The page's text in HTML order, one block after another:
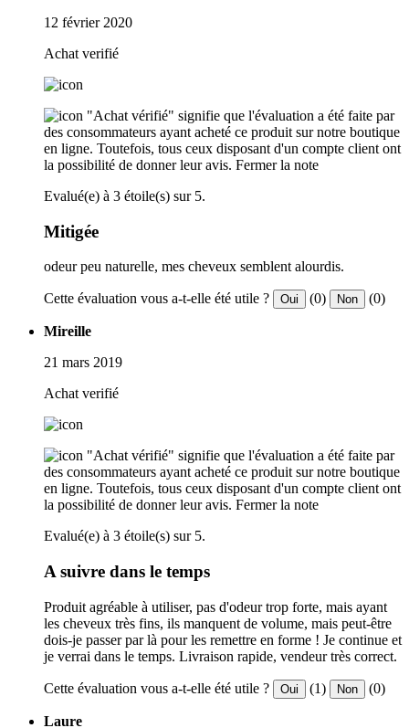
12 février 2020
Achat verifié
"Achat vérifié" signifie que l'évaluation a été faite par
des consommateurs ayant acheté ce produit sur notre boutique
en ligne. Toutefois, tous ceux disposant d'un compte client ont
la possibilité de donner leur avis. Fermer la note
Evalué(e) à 3 étoile(s) sur 5.
Mitigée
odeur peu naturelle, mes cheveux semblent alourdis.
Cette évaluation vous a-t-elle été utile ? Oui (0) Non (0)
Mireille
21 mars 2019
Achat verifié
"Achat vérifié" signifie que l'évaluation a été faite par
des consommateurs ayant acheté ce produit sur notre boutique
en ligne. Toutefois, tous ceux disposant d'un compte client ont
la possibilité de donner leur avis. Fermer la note
Evalué(e) à 3 étoile(s) sur 5.
A suivre dans le temps
Produit agréable à utiliser, pas d'odeur trop forte, mais ayant
les cheveux très fins, ils manquent de volume, mais peut-être
dois-je passer par là pour les remettre en forme ! Je continue et
je verrai dans le temps. Livraison rapide, vendeur très correct.
Cette évaluation vous a-t-elle été utile ? Oui (1) Non (0)
Laure